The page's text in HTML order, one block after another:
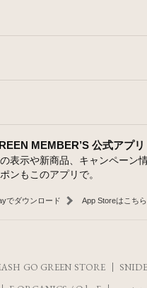
MEMBER’S 公式アプリ
表示や新商品、キャンペーン
ンもこのアプリで。
でダウンロード App Storeはこちら
GO GREEN STORE